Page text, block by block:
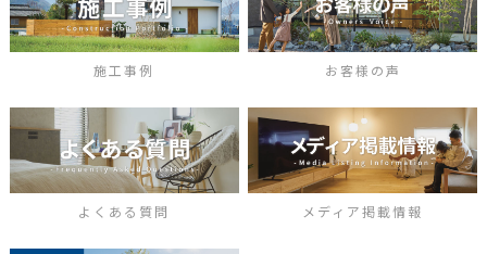
施工事例 お客様の声
よくある質問 メディア掲載情報